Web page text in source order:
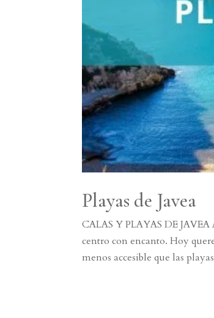
Playas de Javea
CALAS Y PLAYAS DE
centro con encanto. Hoy
menos accesible que las